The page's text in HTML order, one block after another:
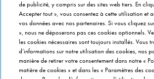
Nos opérations locales
PRÈS DE CHEZ VOUS
Pizzas Paris
Pizzas Lyon
de publicité, y compris sur des sites web tiers. En
Accepter tout », vous consentez à cette utilisation et
vos données avec nos partenaires. Si vous cliquez
», nous ne déposerons pas ces cookies optionnels.
les cookies nécessaires sont toujours installés. Vous
d’informations sur notre utilisation des cookies, nos
manière de retirer votre consentement dans notre «
matière de cookies » et dans les « Paramètres des